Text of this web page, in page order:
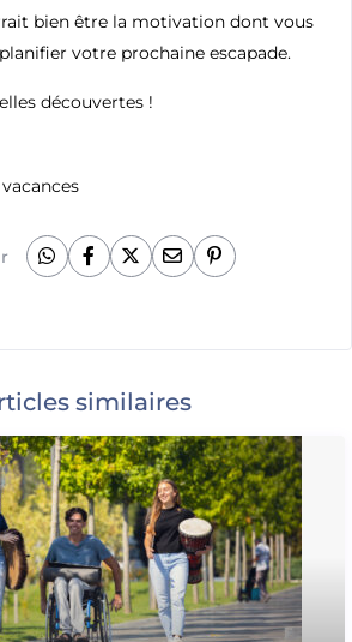
bien être la motivation dont vous
votre prochaine escapade.
découvertes !
similaires